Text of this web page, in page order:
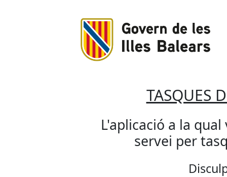
TASQUES
L'aplicació a la
servei per